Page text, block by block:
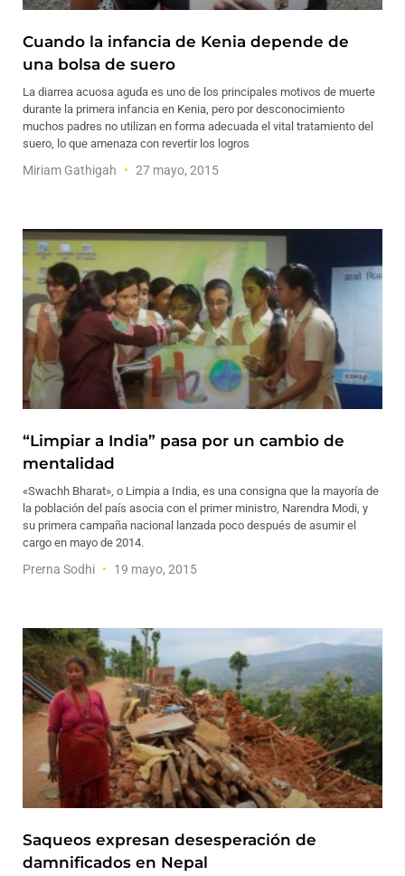
Cuando la infancia de Kenia depende de
una bolsa de suero
La diarrea acuosa aguda es uno de los principales motivos de muerte
durante la primera infancia en Kenia, pero por desconocimiento
muchos padres no utilizan en forma adecuada el vital tratamiento del
suero, lo que amenaza con revertir los logros
Miriam Gathigah 27 mayo, 2015
“Limpiar a India” pasa por un cambio de
mentalidad
«Swachh Bharat», o Limpia a India, es una consigna que la mayoría de
la población del país asocia con el primer ministro, Narendra Modi, y
su primera campaña nacional lanzada poco después de asumir el
cargo en mayo de 2014.
Prerna Sodhi 19 mayo, 2015
Saqueos expresan desesperación de
damnificados en Nepal